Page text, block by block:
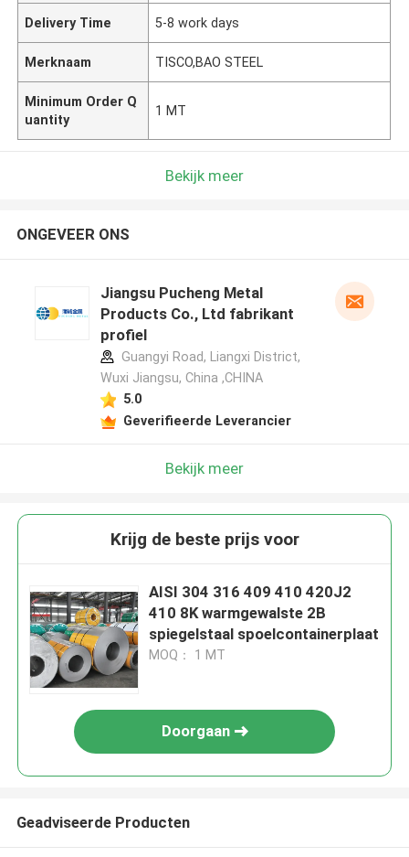
Delivery Time 5-8 work days
Merknaam TISCO,BAO STEEL
Minimum Order Q
uantity
1 MT
Bekijk meer
ONGEVEER ONS
Jiangsu Pucheng Metal
Products Co., Ltd fabrikant
profiel
Guangyi Road, Liangxi District,
Wuxi Jiangsu, China ,CHINA
5.0
Geverifieerde Leverancier
Bekijk meer
Krijg de beste prijs voor
AISI 304 316 409 410 420J2
410 8K warmgewalste 2B
spiegelstaal spoelcontainerplaat
MOQ： 1 MT
Doorgaan
Geadviseerde Producten